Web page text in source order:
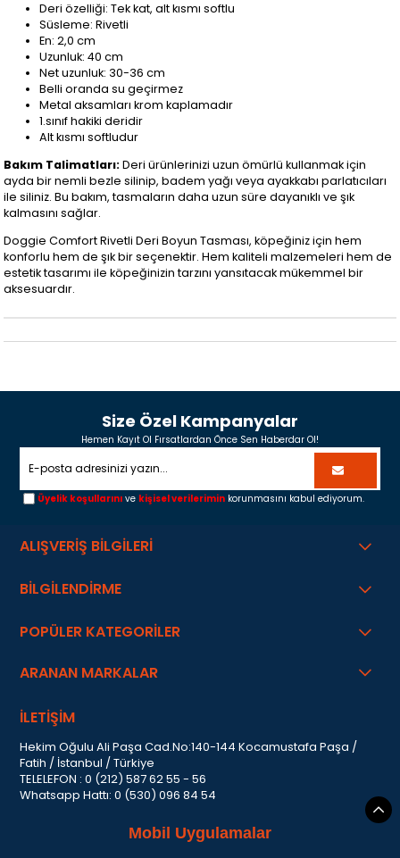
Deri özelliği: Tek kat, alt kısmı softlu
Süsleme: Rivetli
En: 2,0 cm
Uzunluk: 40 cm
Net uzunluk: 30-36 cm
Belli oranda su geçirmez
Metal aksamları krom kaplamadır
1.sınıf hakiki deridir
Alt kısmı softludur
Bakım Talimatları:Deri ürünlerinizi uzun ömürlü kullanmak için
ayda bir nemli bezle silinip, badem yağı veya ayakkabı parlatıcıları
ile siliniz. Bu bakım, tasmaların daha uzun süre dayanıklı ve şık
kalmasını sağlar.
Doggie Comfort Rivetli Deri Boyun Tasması, köpeğiniz için hem
konforlu hem de şık bir seçenektir. Hem kaliteli malzemeleri hem de
estetik tasarımı ile köpeğinizin tarzını yansıtacak mükemmel bir
aksesuardır.
Size Özel Kampanyalar
Hemen Kayıt Ol Fırsatlardan Önce Sen Haberdar Ol!
Üyelik koşullarını ve kişisel verilerimin korunmasını kabul ediyorum.
ALIŞVERİŞ BİLGİLERİ
BİLGİLENDİRME
POPÜLER KATEGORİLER
ARANAN MARKALAR
İLETİŞİM
Hekim Oğulu Ali Paşa Cad.No:140-144 Kocamustafa Paşa /
Fatih / İstanbul / Türkiye
TELELEFON : 0 (212) 587 62 55 - 56
Whatsapp Hattı: 0 (530) 096 84 54
Mobil Uygulamalar